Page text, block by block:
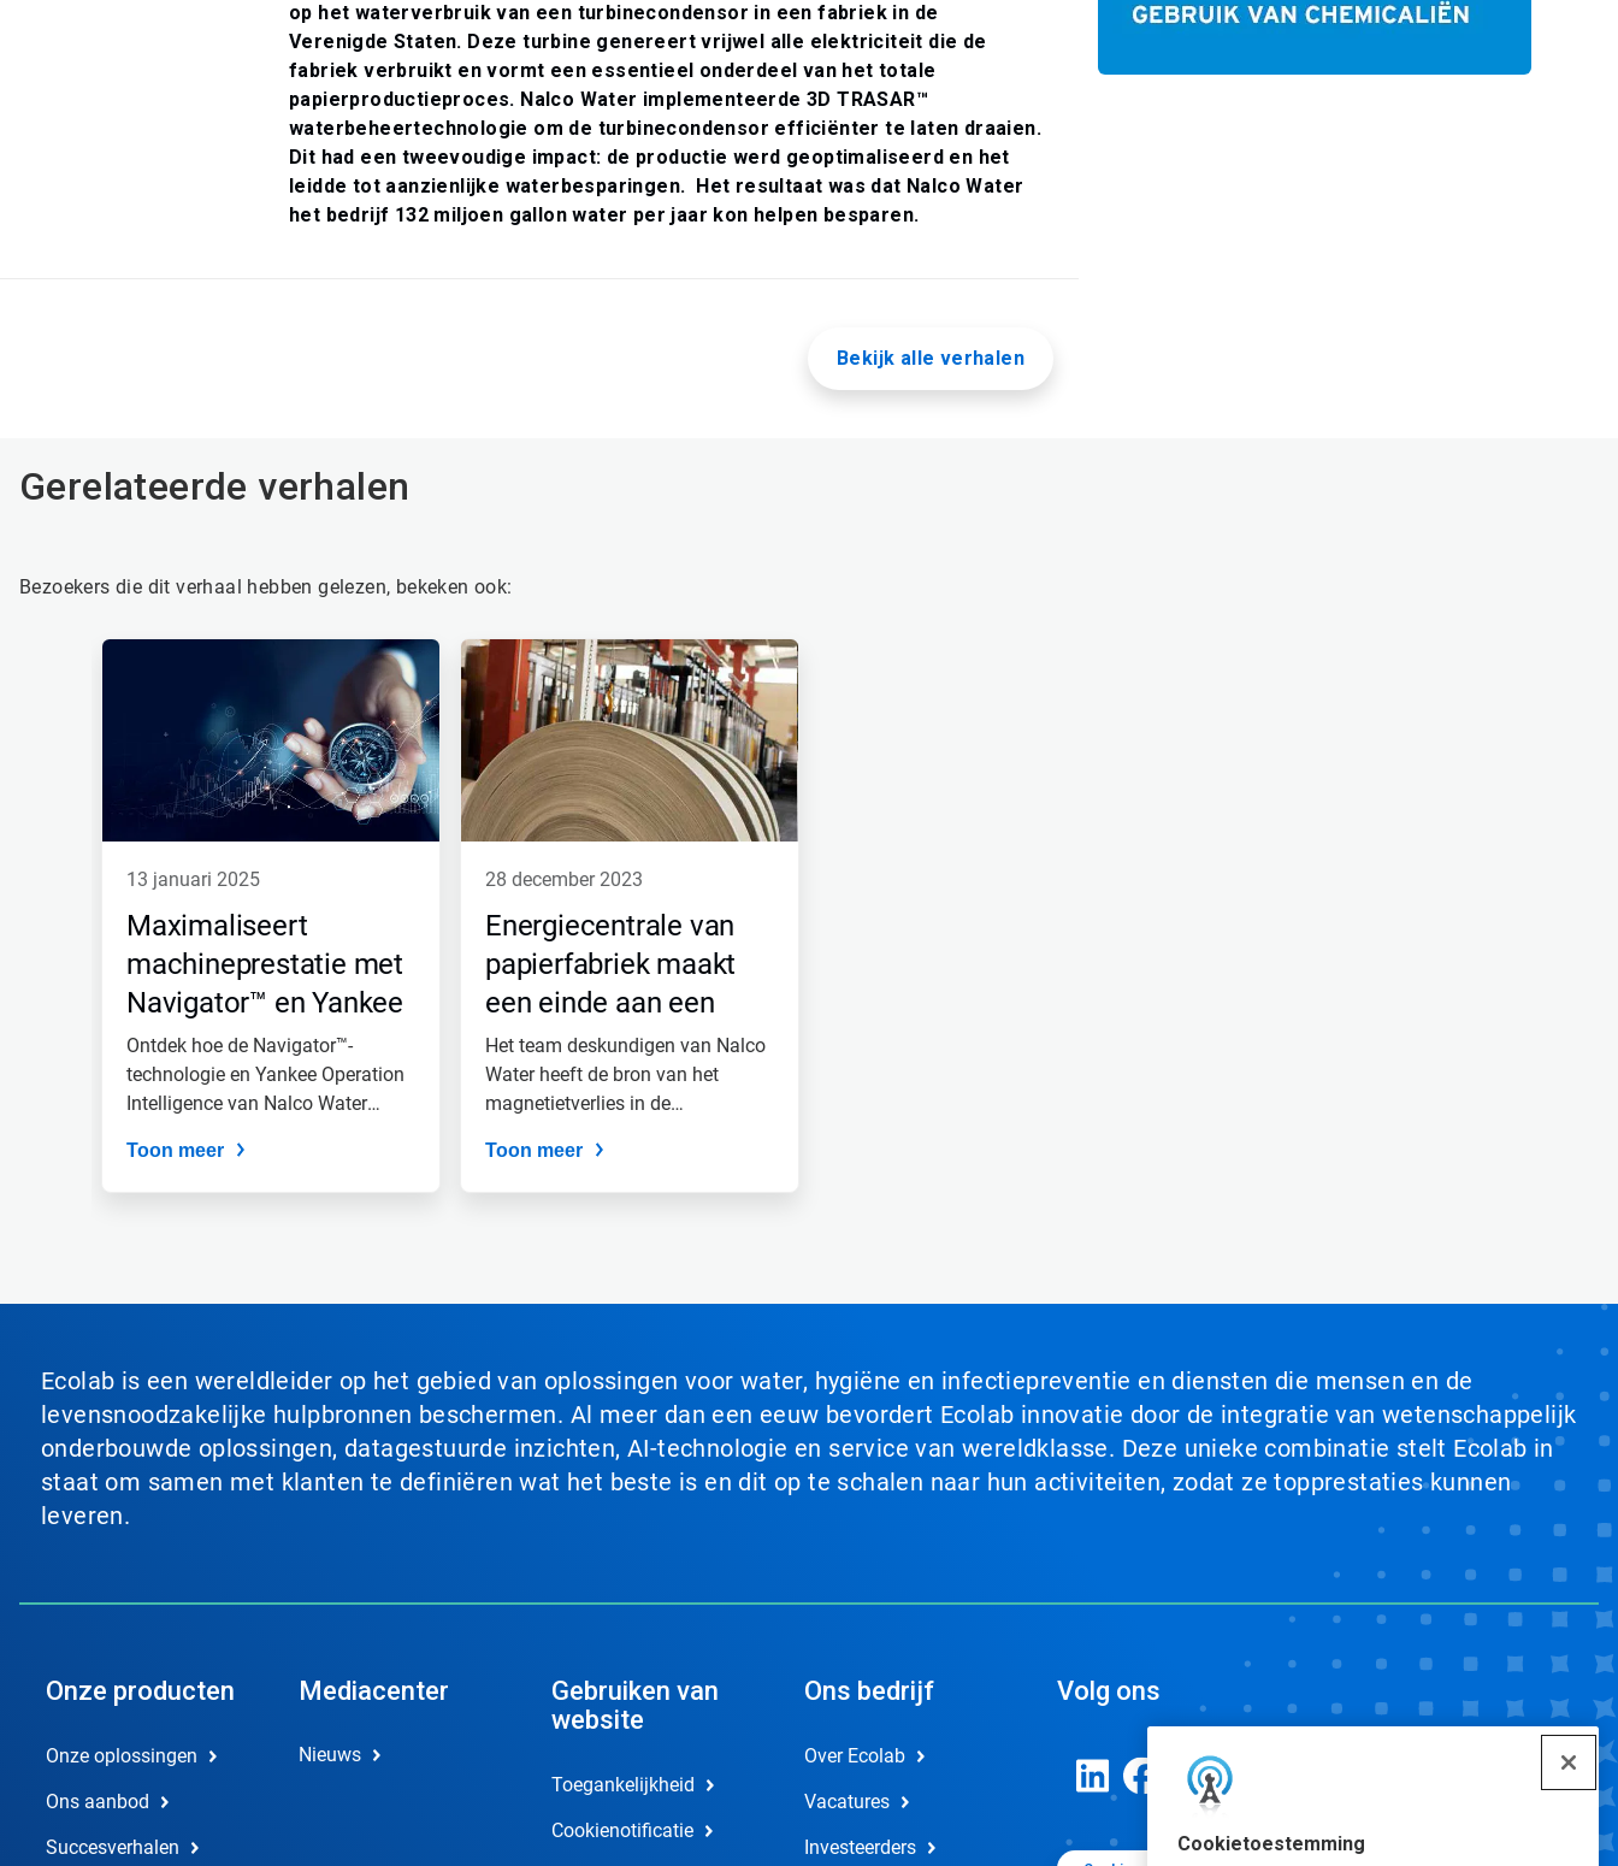
Cookietoestemming
op het waterverbruik van een turbinecondensor in een fabriek in de
Verenigde Staten. Deze turbine genereert vrijwel alle elektriciteit die de
fabriek verbruikt en vormt een essentieel onderdeel van het totale
papierproductieproces. Nalco Water implementeerde 3D TRASAR™
waterbeheertechnologie om de turbinecondensor efficiënter te laten draaien.
Dit had een tweevoudige impact: de productie werd geoptimaliseerd en het
leidde tot aanzienlijke waterbesparingen. Het resultaat was dat Nalco Water
het bedrijf 132 miljoen gallon water per jaar kon helpen besparen.
Bekijk alle verhalen
Gerelateerde verhalen
Bezoekers die dit verhaal hebben gelezen, bekeken ook:
Dit
Vorige
navigeren
spring
diastippen.
13 januari 2025
Maximaliseert
machineprestatie met
Navigator™ en Yankee
Operation Intelligence
Ontdek hoe de Navigator™-
technologie en Yankee Operation
Intelligence van Nalco Water
Toon meer
28 december 2023
Energiecentrale van
papierfabriek maakt
een einde aan een
hardnekkig probleem
Het team deskundigen van Nalco
Water heeft de bron van het
magnetietverlies in de
Toon meer
Ecolab is een wereldleider op het gebied van oplossingen voor water, hygiëne en infectiepreventie en diensten die mensen en de
levensnoodzakelijke hulpbronnen beschermen. Al meer dan een eeuw bevordert Ecolab innovatie door de integratie van wetenschappelijk
onderbouwde oplossingen, datagestuurde inzichten, AI-technologie en service van wereldklasse. Deze unieke combinatie stelt Ecolab in
staat om samen met klanten te definiëren wat het beste is en dit op te schalen naar hun activiteiten, zodat ze topprestaties kunnen
leveren.
Onze producten
Onze oplossingen
Ons aanbod
Succesverhalen
Mediacenter
Nieuws
Gebruiken van
website
Toegankelijkheid
Cookienotificatie
Ons bedrijf
Over Ecolab
Vacatures
Investeerders
Volg ons